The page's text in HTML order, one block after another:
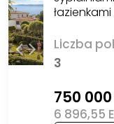
Liczba
3
750 000
6 896,55